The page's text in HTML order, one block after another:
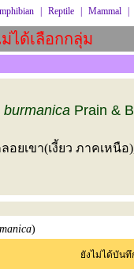
Reptile Mammal
ม่ได้เลือกกลุ่ม
Prain &
ยเขา(เงี้ยว ภาคเหนื
)
ยังไม่ได้บัน